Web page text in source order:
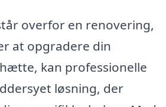
overfor en renovering,
at opgradere din
kan professionelle
løsning, der